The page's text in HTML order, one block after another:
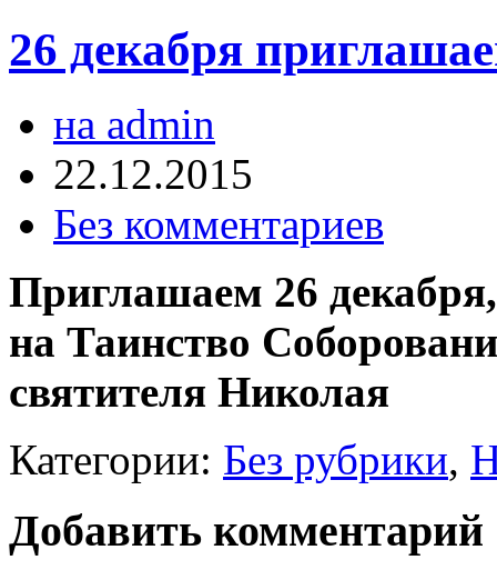
26 декабря
на admin
22.12.2015
Без комментариев
Приглашаем 26
на Таинство
святителя Николая
Категории: Без рубрики,
Добавить комментарий